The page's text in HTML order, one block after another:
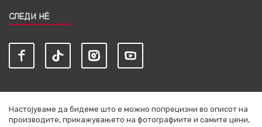
СЛЕДИ НЀ
Настојуваме да бидеме што е можно попрецизни во описот на
производите, прикажувањето на фотографиите и самите цени,